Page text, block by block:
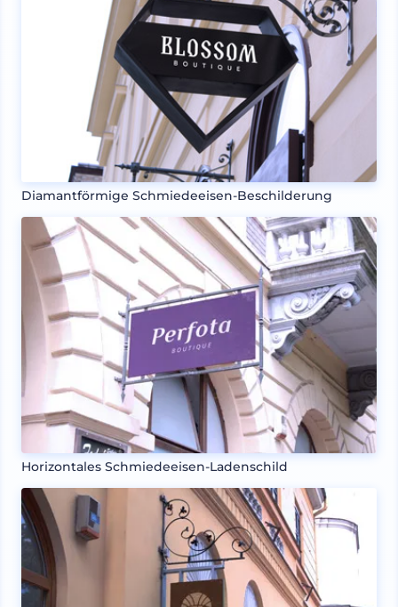
Diamantförmige Schmiedeeisen-Beschilderung
Horizontales Schmiedeeisen-Ladenschild